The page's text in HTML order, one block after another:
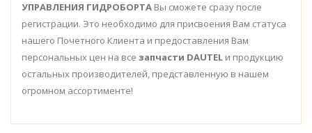
УПРАВЛЕНИЯ ГИДРОБОРТА Вы сможете сразу после
регистрации. Это необходимо для присвоения Вам статуса
нашего Почетного Клиента и предоставления Вам
персональных цен на все запчасти DAUTEL и продукцию
остальных производителей, представленную в нашем
огромном ассортименте!